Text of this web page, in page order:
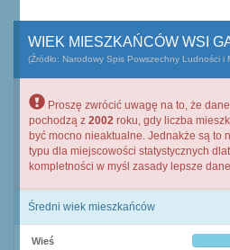
WIEK MIESZKAŃCÓW WSI
(Źródło: Narodowy Spis Powszechny Ludności i
Proszę zwrócić uwagę na to, że
pochodzą z 2002 roku, gdy liczba
być mocno nieaktualne. Jednakże są to
typu dla miejscowości statystycznych
kompletności w myśl zasady lepsze
Średni wiek mieszkańców
Wieś